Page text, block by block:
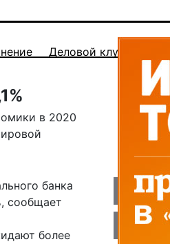
Деловой клуб
в 2020
банка
сообщает
более